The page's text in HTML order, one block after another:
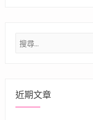
搜
尋
近期文章